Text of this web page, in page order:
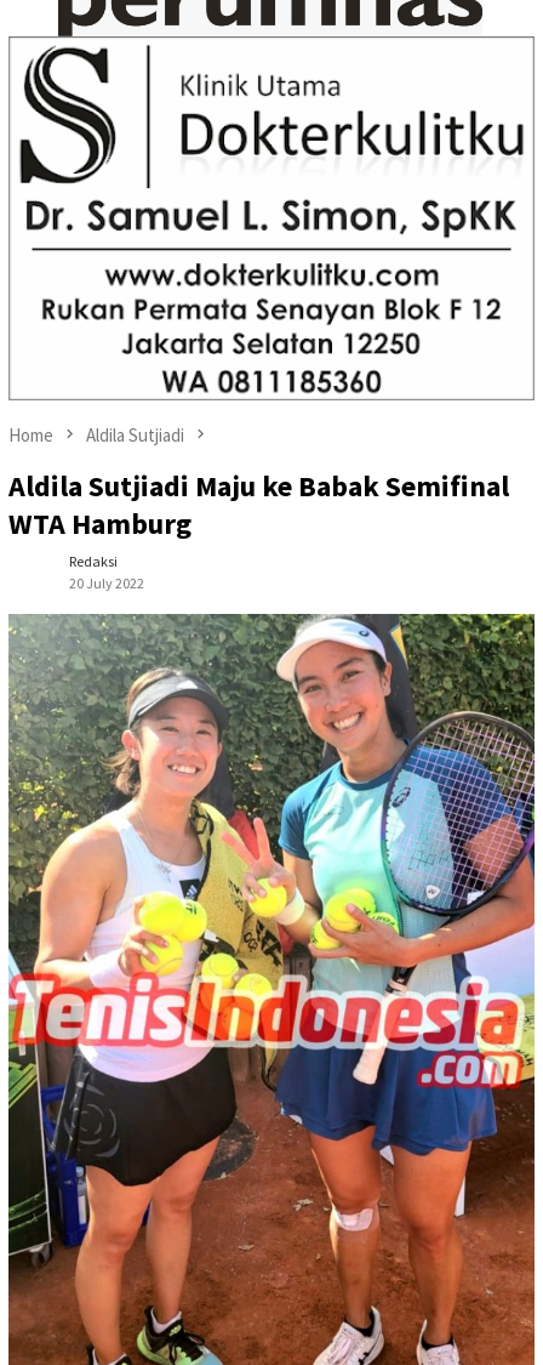
Home Aldila Sutjiadi
Aldila Sutjiadi Maju ke Babak Semifinal
WTA Hamburg
Redaksi
20 July 2022